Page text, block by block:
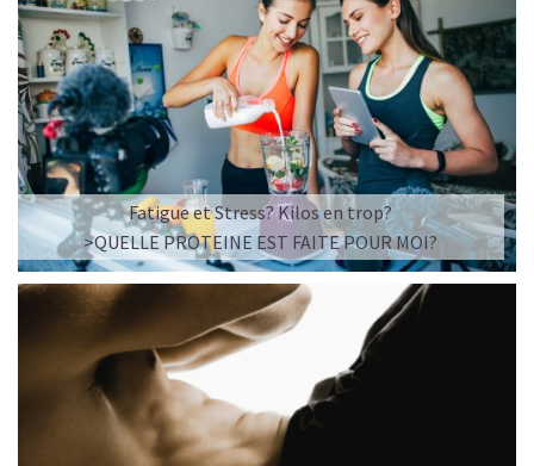
Fatigue et Stress? Kilos en trop?
>QUELLE PROTEINE EST FAITE POUR MOI?